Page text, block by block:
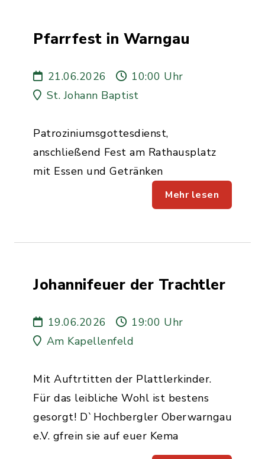
Pfarrfest in Warngau
21.06.2026
10:00 Uhr
St. Johann Baptist
Patroziniumsgottesdienst,
anschließend Fest am Rathausplatz
mit Essen und Getränken
Mehr lesen
Johannifeuer der Trachtler
19.06.2026
19:00 Uhr
Am Kapellenfeld
Mit Auftrtitten der Plattlerkinder.
Für das leibliche Wohl ist bestens
gesorgt! D`Hochbergler Oberwarngau
e.V. gfrein sie auf euer Kema